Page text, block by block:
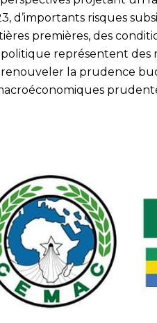
d’importants risques
premières, des
représentent des
renouveler la prudence